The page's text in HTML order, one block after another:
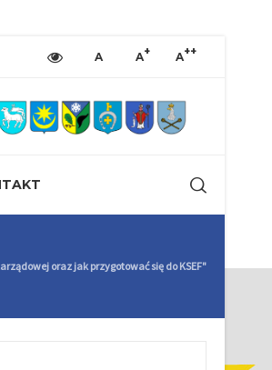
A A+ A++
oraz jak przygotować się do KSEF"